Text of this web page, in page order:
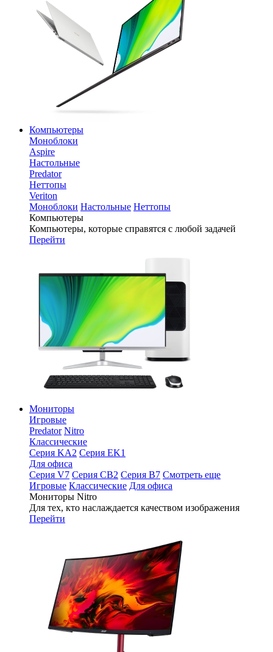
Компьютеры
Моноблоки
Aspire
Настольные
Predator
Неттопы
Veriton
Моноблоки Настольные Неттопы
Компьютеры
Компьютеры, которые справятся с любой задачей
Перейти
Мониторы
Игровые
Predator Nitro
Классические
Серия KA2 Серия EK1
Для офиса
Серия V7 Серия CB2 Серия B7 Смотреть еще
Игровые Классические Для офиса
Мониторы Nitro
Для тех, кто наслаждается качеством изображения
Перейти